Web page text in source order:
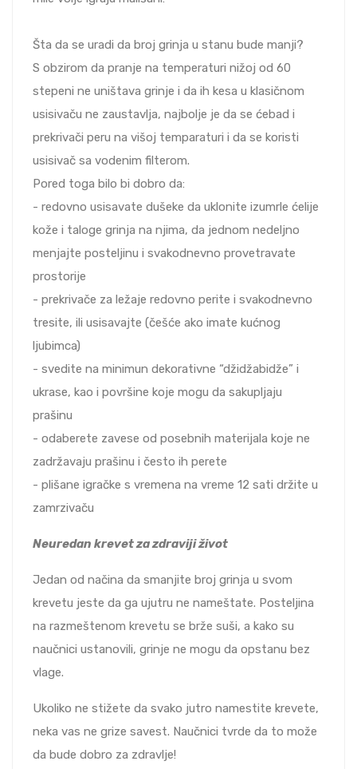
Šta da se uradi da broj grinja u stanu bude manji?
S obzirom da pranje na temperaturi nižoj od 60
stepeni ne uništava grinje i da ih kesa u klasičnom
usisivaču ne zaustavlja, najbolje je da se ćebad i
prekrivači peru na višoj temparaturi i da se koristi
usisivač sa vodenim filterom.
Pored toga bilo bi dobro da:
- redovno usisavate dušeke da uklonite izumrle ćelije
kože i taloge grinja na njima, da jednom nedeljno
menjajte posteljinu i svakodnevno provetravate
prostorije
- prekrivače za ležaje redovno perite i svakodnevno
tresite, ili usisavajte (češće ako imate kućnog
ljubimca)
- svedite na minimun dekorativne “džidžabidže” i
ukrase, kao i površine koje mogu da sakupljaju
prašinu
- odaberete zavese od posebnih materijala koje ne
zadržavaju prašinu i često ih perete
- plišane igračke s vremena na vreme 12 sati držite u
zamrzivaču
Neuredan krevet za zdraviji život
Jedan od načina da smanjite broj grinja u svom
krevetu jeste da ga ujutru ne nameštate. Posteljina
na razmeštenom krevetu se brže suši, a kako su
naučnici ustanovili, grinje ne mogu da opstanu bez
vlage.
Ukoliko ne stižete da svako jutro namestite krevete,
neka vas ne grize savest. Naučnici tvrde da to može
da bude dobro za zdravlje!